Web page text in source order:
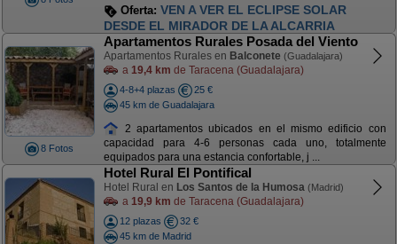
Oferta: VEN A VER EL ECLIPSE SOLAR
DESDE EL MIRADOR DE LA ALCARRIA
8 Fotos
Apartamentos Rurales Posada del Viento
Apartamentos Rurales en Balconete (Guadalajara)
a 19,4 km de Taracena (Guadalajara)
4-8+4 plazas
25 €
45 km de Guadalajara
2 apartamentos ubicados en el mismo edificio con
capacidad para 4-6 personas cada uno, totalmente
equipados para una estancia confortable, j ...
Hotel Rural El Pontifical
Hotel Rural en Los Santos de la Humosa (Madrid)
a 19,9 km de Taracena (Guadalajara)
12 plazas
32 €
45 km de Madrid